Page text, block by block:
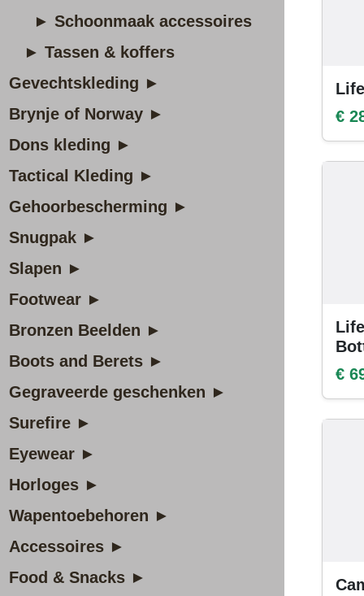
► Schoonmaak accessoires
► Tassen & koffers
Gevechtskleding ►
Brynje of Norway ►
Dons kleding ►
Tactical Kleding ►
Gehoorbescherming ►
Snugpak ►
Slapen ►
Footwear ►
Bronzen Beelden ►
Boots and Berets ►
Gegraveerde geschenken ►
Surefire ►
Eyewear ►
Horloges ►
Wapentoebehoren ►
Accessoires ►
Food & Snacks ►
€
€